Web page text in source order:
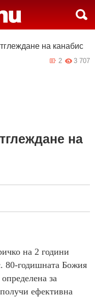
на канабис
3 707
2
на
на 2 години
80-годишната Божия
за
ефективна